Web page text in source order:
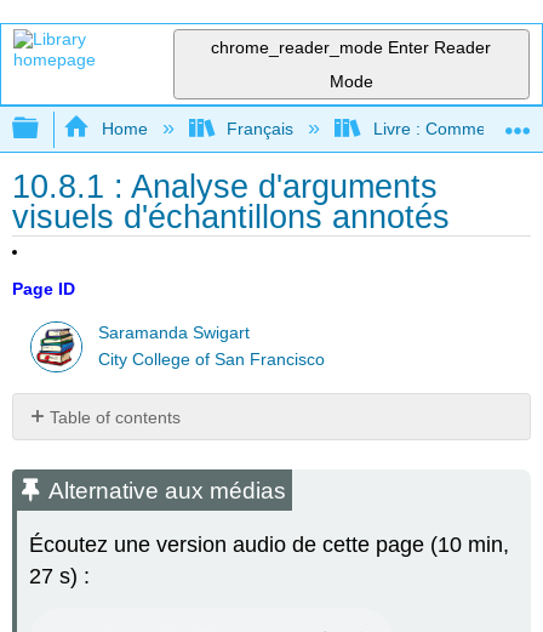
chrome_reader_mode Enter Reader
Mode
Expand/collapse global hierarchy
Home Français Livre : Comment
10.8.1 : Analyse d'arguments
visuels d'échantillons annotés
Page ID
Saramanda Swigart
City College of San Francisco
Table of contents
aux
médias
image
vaut
Alternative aux médias
Écoutez une version audio de cette page (10 min,
27 s) :